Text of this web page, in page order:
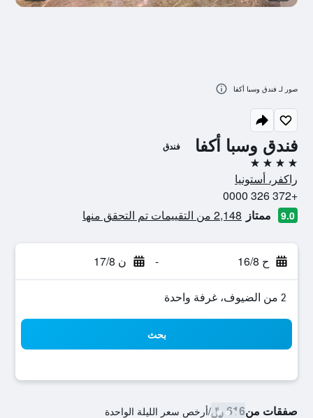
فندق وسبا أكفا فندق
4 نجوم
راكفر، أستونيا
+372 326 0000
9.0 ممتاز 2,148 من التقييمات تم التحقق منها
ح 16/8 - ن 17/8
2 من الضيوف، غرفة واحدة
بحث
صفقات من616 ﷼ /أرخص سعر الليلة الواحدة
صور لـ فندق وسبا أكفا